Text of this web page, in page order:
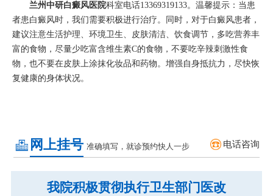
兰州中研白癜风医院科室电话13369319133。温馨提示：当患
者患白癜风时，我们需要积极进行治疗。同时，对于白癜风患者，
建议注意生活护理、环境卫生、皮肤清洁、饮食调节，多吃营养丰
富的食物，尽量少吃富含维生素C的食物，不要吃辛辣刺激性食
物，也不要在皮肤上涂抹化妆品和药物。增强自身抵抗力，尽快恢
复健康的身体状况。
网上挂号 准确填写，就诊预约快人一步 电话咨询
我院积极贯彻执行卫生部门医改